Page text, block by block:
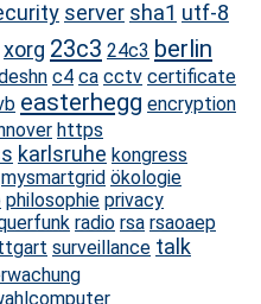
server sha1 utf-8
xorg 23c3 24c3 berlin
c4 ca cctv certificate
easterhegg encryption
https
karlsruhe kongress
mysmartgrid ökologie
philosophie privacy
radio rsa rsaoaep
surveillance talk